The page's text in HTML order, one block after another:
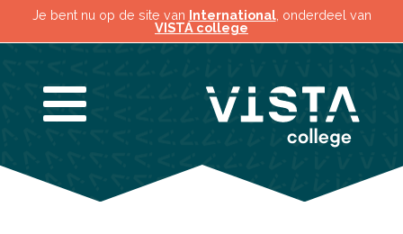
Je bent nu op de site van International, onderdeel van
VISTA college